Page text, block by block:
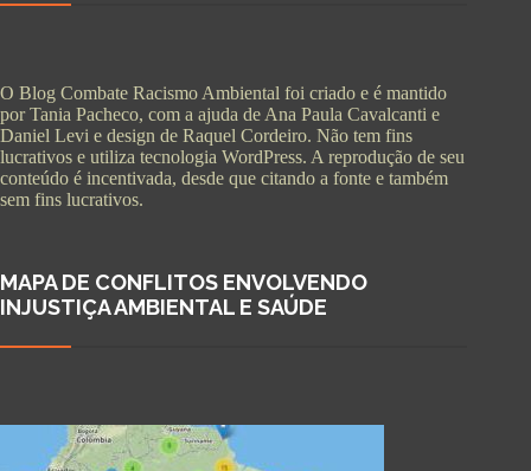
O Blog Combate Racismo Ambiental foi criado e é mantido
por Tania Pacheco, com a ajuda de Ana Paula Cavalcanti e
Daniel Levi e design de Raquel Cordeiro. Não tem fins
lucrativos e utiliza tecnologia WordPress. A reprodução de seu
conteúdo é incentivada, desde que citando a fonte e também
sem fins lucrativos.
MAPA DE CONFLITOS ENVOLVENDO
INJUSTIÇA AMBIENTAL E SAÚDE